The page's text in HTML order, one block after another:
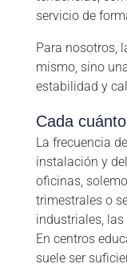
servicio de
Para nosotros,
mismo, sino
estabilidad y
Cada
La frecuencia
instalación y
oficinas,
trimestrales o
industriales,
En centros
suele ser